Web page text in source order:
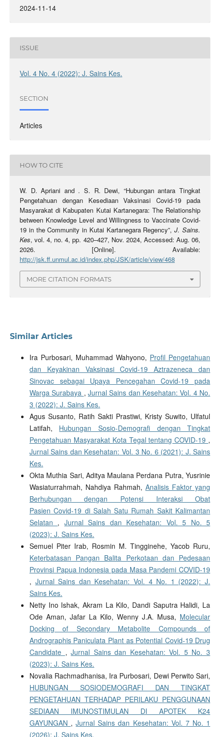
2024-11-14
ISSUE
Vol. 4 No. 4 (2022): J. Sains Kes.
SECTION
Articles
HOW TO CITE
W. D. Apriani and . S. R. Dewi, “Hubungan antara Tingkat
Pengetahuan dengan Kesediaan Vaksinasi Covid-19 pada
Masyarakat di Kabupaten Kutai Kartanegara: The Relationship
between Knowledge Level and Willingness to Vaccinate Covid-
19 in the Community in Kutai Kartanegara Regency”,J. Sains.
Kes, vol. 4, no. 4, pp. 420–427, Nov. 2024, Accessed: Aug. 06,
2026. [Online]. Available:
http://jsk.ff.unmul.ac.id/index.php/JSK/article/view/468
MORE CITATION FORMATS
Similar Articles
Ira Purbosari, Muhammad Wahyono, Profil Pengetahuan
dan Keyakinan Vaksinasi Covid-19 Aztrazeneca dan
Sinovac sebagai Upaya Pencegahan Covid-19 pada
Warga Surabaya , Jurnal Sains dan Kesehatan: Vol. 4 No.
3 (2022): J. Sains Kes.
Agus Susanto, Ratih Sakti Prastiwi, Kristy Suwito, Ulfatul
Latifah, Hubungan Sosio-Demografi dengan Tingkat
Pengetahuan Masyarakat Kota Tegal tentang COVID-19 ,
Jurnal Sains dan Kesehatan: Vol. 3 No. 6 (2021): J. Sains
Kes.
Okta Muthia Sari, Aditya Maulana Perdana Putra, Yusrinie
Wasiaturrahmah, Nahdiya Rahmah,Analisis Faktor yang
Berhubungan dengan Potensi Interaksi Obat
Pasien Covid-19 di Salah Satu Rumah Sakit Kalimantan
Selatan , Jurnal Sains dan Kesehatan: Vol. 5 No. 5
(2023): J. Sains Kes.
Semuel Piter Irab, Rosmin M. Tingginehe, Yacob Ruru,
Keterbatasan Pangan Balita Perkotaan dan Pedesaan
Provinsi Papua Indonesia pada Masa Pandemi COVID-19
, Jurnal Sains dan Kesehatan: Vol. 4 No. 1 (2022): J.
Sains Kes.
Netty Ino Ishak, Akram La Kilo, Dandi Saputra Halidi, La
Ode Aman, Jafar La Kilo, Wenny J.A. Musa, Molecular
Docking of Secondary Metabolite Compounds of
Andrographis Paniculata Plant as Potential Covid-19 Drug
Candidate ,Jurnal Sains dan Kesehatan: Vol. 5 No. 3
(2023): J. Sains Kes.
Novalia Rachmadhanisa, Ira Purbosari, Dewi Perwito Sari,
HUBUNGAN SOSIODEMOGRAFI DAN TINGKAT
PENGETAHUAN TERHADAP PERILAKU PENGGUNAAN
SEDIAAN IMUNOSTIMULAN DI APOTEK K24
GAYUNGAN ,Jurnal Sains dan Kesehatan: Vol. 7 No. 1
(2026): J. Sains Kes.